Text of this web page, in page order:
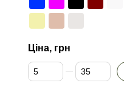
Ціна, грн
Від Ціна, грн
До Ціна, грн